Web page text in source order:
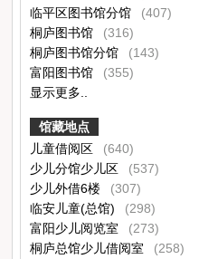
临平区图书馆分馆
(407)
桐庐图书馆
(316)
桐庐图书馆分馆
(143)
富阳图书馆
(355)
显示更多..
馆藏地点
儿童借阅区
(640)
少儿分馆少儿区
(537)
少儿外借6楼
(307)
临安儿童(总馆)
(298)
富阳少儿阅览室
(273)
桐庐总馆少儿借阅室
(258)